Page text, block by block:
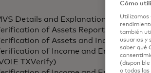
Details and Explanation of all
of Assets Report (VOA)
of Assets and Income
of Income and Employment
TXVerify)
Cómo
Utilizamos
también
usuarios y
saber qué
o todas